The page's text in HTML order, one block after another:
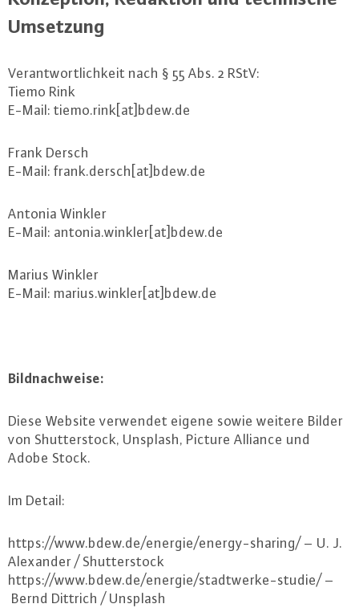
Umsetzung
Ver­ant­wort­lich­keit nach § 55 Abs. 2 RStV:
Tiemo Rink
E-Mail: tiemo.​rink[at]bdew.​de
Frank Dersch
E-Mail: frank.​dersch[at]bdew.​de
Antonia Winkler
E-Mail: antonia.​winkler[at]bdew.​de
Marius Winkler
E-Mail: marius.​winkler[at]bdew.​de
Bild­nach­wei­se:
Diese Website verwendet eigene sowie weitere Bilder
von Shut­ter­stock, Unsplash, Picture Alliance und
Adobe Stock.
Im Detail:
https://​www.​bdew.​de/​energie/​energy-​sharing/ – U. J.
Alexander / Shut­ter­stock
https://​www.​bdew.​de/​energie/​stadtwerke-​studie/ –
Bernd Dittrich / Unsplash